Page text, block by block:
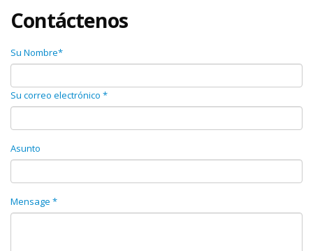
Contáctenos
Su Nombre*
Su correo electrónico *
Asunto
Mensage *